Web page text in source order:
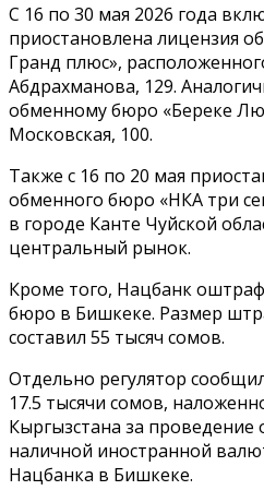
С 16 по 30 мая 2026 года
приостановлена лицензия
Гранд плюс»,
Абдрахманова, 129.
обменному бюро «Береке
Московская, 100.
Также с 16 по 20 мая
обменного бюро «НКА три
в городе Канте Чуйской
центральный рынок.
Кроме того, Нацбанк
бюро в Бишкеке. Размер
составил 55 тысяч сомов.
Отдельно регулятор
17.5 тысячи сомов,
Кыргызстана за
наличной иностранной
Нацбанка в Бишкеке.